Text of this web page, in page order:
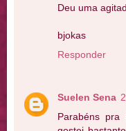
Deu uma
bjokas
Responder
Suelen Sena
Parabéns